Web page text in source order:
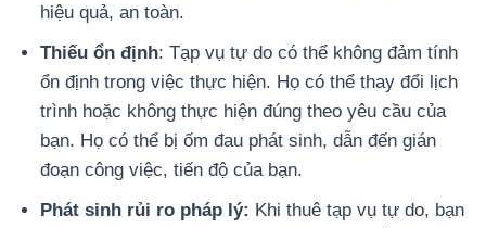
hiệu quả, an toàn.
Thiếu ổn định: Tạp vụ tự do có thể không đảm tính
ổn định trong việc thực hiện. Họ có thể thay đổi lịch
trình hoặc không thực hiện đúng theo yêu cầu của
bạn. Họ có thể bị ốm đau phát sinh, dẫn đến gián
đoạn công việc, tiến độ của bạn.
Phát sinh rủi ro pháp lý: Khi thuê tạp vụ tự do, bạn